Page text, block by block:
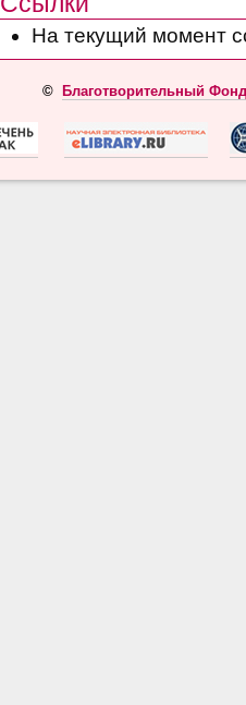
На текущий момент
© Благотворительный